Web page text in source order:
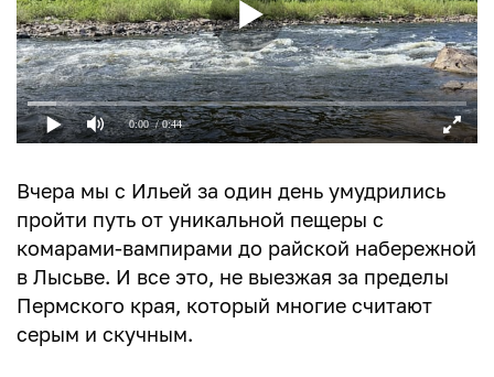
0:00 / 0:44
Вчера мы с Ильей за один день умудрились
пройти путь от уникальной пещеры с
комарами-вампирами до райской набережной
в Лысьве. И все это, не выезжая за пределы
Пермского края, который многие считают
серым и скучным.